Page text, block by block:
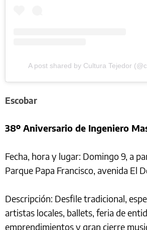
A post shared by Cultura Tejedor
Escobar
38º Aniversario de Ingeniero
Fecha, hora y lugar: Domingo 9, a
Parque Papa Francisco, avenida El
Descripción: Desfile tradicional,
artistas locales, ballets, feria de
emprendimientos y gran cierre